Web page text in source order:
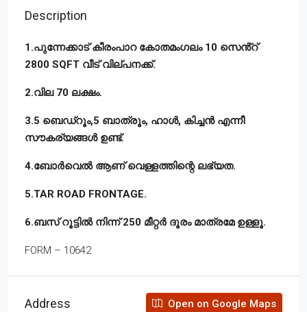
Description
1.പുന്നേക്കാട് കീരംപാറ കോതമംഗലം 10 സെൻ്റ്
2800 SQFT വീട് വില്പനക്ക്.
2.വില 70 ലക്ഷം.
3.5 ബെഡ്‌റൂം,5 ബാത്രൂം, ഹാൾ, കിച്ചൻ എന്നീ
സൗകര്യങ്ങൾ ഉണ്ട്.
4.ബോർവെൽ ആണ് വെള്ളത്തിന്റെ ലഭ്യത.
5.TAR ROAD FRONTAGE.
6.ബസ് റൂട്ടിൽ നിന്ന് 250 മീറ്റർ ദൂരം മാത്രമേ ഉള്ളൂ.
FORM – 10642
Address Open on Google Maps